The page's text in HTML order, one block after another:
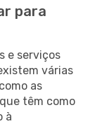
para
e serviços
várias
as
têm como
à